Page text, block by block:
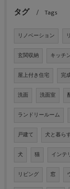
タグ Tags
リノベーション
玄関収納 キッチ
屋上付き住宅 完
洗面 洗面室
ランドリールーム
戸建て 犬と暮ら
犬 猫 インテ
リビング 窓